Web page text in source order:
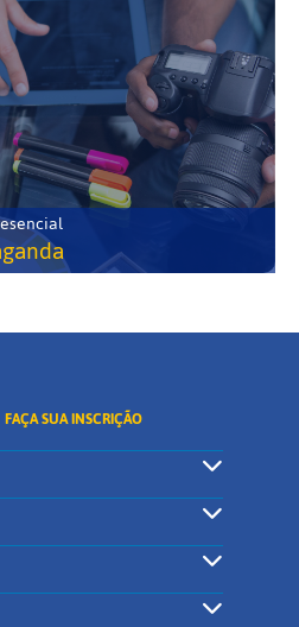
FAÇA SUA INSCRIÇÃO